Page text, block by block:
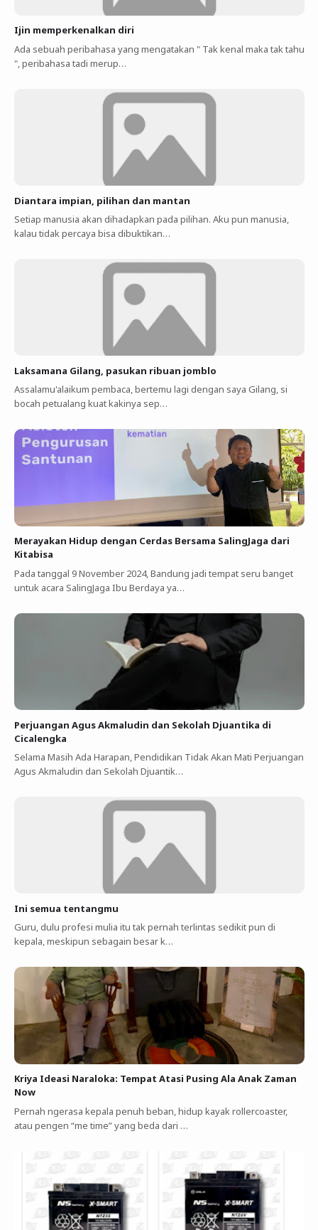
Ijin memperkenalkan diri
Ada sebuah peribahasa yang mengatakan " Tak kenal maka tak tahu
", peribahasa tadi merup…
Diantara impian, pilihan dan mantan
Setiap manusia akan dihadapkan pada pilihan. Aku pun manusia,
kalau tidak percaya bisa dibuktikan…
Laksamana Gilang, pasukan ribuan jomblo
Assalamu'alaikum pembaca, bertemu lagi dengan saya Gilang, si
bocah petualang kuat kakinya sep…
Merayakan Hidup dengan Cerdas Bersama SalingJaga dari
Kitabisa
Pada tanggal 9 November 2024, Bandung jadi tempat seru banget
untuk acara SalingJaga Ibu Berdaya ya…
Perjuangan Agus Akmaludin dan Sekolah Djuantika di
Cicalengka
Selama Masih Ada Harapan, Pendidikan Tidak Akan Mati Perjuangan
Agus Akmaludin dan Sekolah Djuantik…
Ini semua tentangmu
Guru, dulu profesi mulia itu tak pernah terlintas sedikit pun di
kepala, meskipun sebagain besar k…
Kriya Ideasi Naraloka: Tempat Atasi Pusing Ala Anak Zaman
Now
Pernah ngerasa kepala penuh beban, hidup kayak rollercoaster,
atau pengen “me time” yang beda dari …